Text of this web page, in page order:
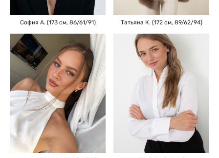
София А. (173 см, 86/61/91) Татьяна К. (172 см, 89/62/94)